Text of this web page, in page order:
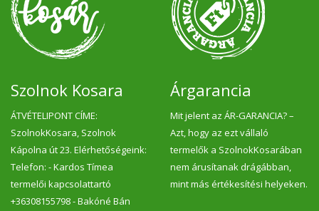
Szolnok Kosara
ÁTVÉTELIPONT CÍME:
SzolnokKosara, Szolnok
Kápolna út 23. Elérhetőségeink:
Telefon: - Kardos Tímea
termelői kapcsolattartó
+36308155798 - Bakóné Bán
Árgarancia
Mit jelent az ÁR-GARANCIA? –
Azt, hogy az ezt vállaló
termelők a SzolnokKosarában
nem árusítanak drágábban,
mint más értékesítési helyeken.